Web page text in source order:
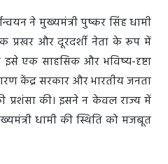
ने मुख्यमंत्री पुष्कर सिंह धामी
प्रखर और दूरदर्शी नेता के रूप में
इसे एक साहसिक और भविष्य-दृष्टा
केंद्र सरकार और भारतीय जनता
प्रशंसा की। इसने न केवल राज्य में
धामी की स्थिति को मजबूत